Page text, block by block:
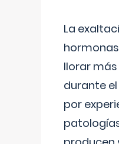
La
llorar más
durante
por